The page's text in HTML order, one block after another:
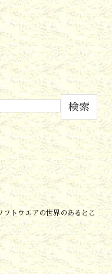
検索
トウエアの世界のあるとこ